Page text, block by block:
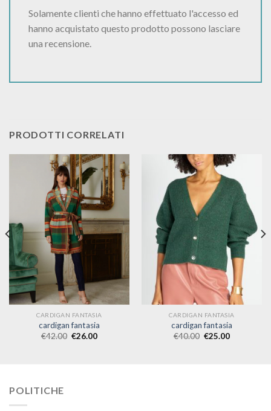
Solamente clienti che hanno effettuato l'accesso ed
hanno acquistato questo prodotto possono lasciare
una recensione.
PRODOTTI CORRELATI
CARDIGAN FANTASIA
cardigan fantasia
€42.00 €26.00
CARDIGAN FANTASIA
cardigan fantasia
€40.00 €25.00
POLITICHE